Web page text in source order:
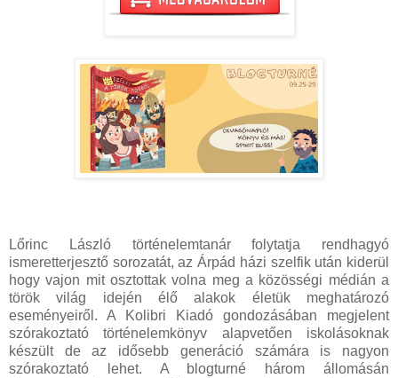
Lőrinc László történelemtanár folytatja rendhagyó
ismeretterjesztő sorozatát, az Árpád házi szelfik után kiderül
hogy vajon mit osztottak volna meg a közösségi médián a
török világ idején élő alakok életük meghatározó
eseményeiről. A Kolibri Kiadó gondozásában megjelent
szórakoztató történelemkönyv alapvetően iskolásoknak
készült de az idősebb generáció számára is nagyon
szórakoztató lehet. A blogturné három állomásán